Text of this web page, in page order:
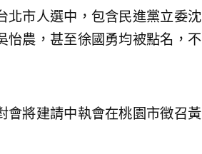
北市人選中，包含民進黨立委沈
怡農，甚至徐國勇均被點名，不
會將建請中執會在桃園市徵召黃